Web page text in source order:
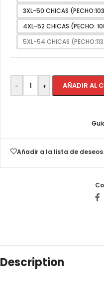
3XL-50 CHICAS
4XL-52 CHICAS (PECHO:
5XL-54 CHICAS
- + AÑADIR AL
Añadir a la lista de deseos
Description